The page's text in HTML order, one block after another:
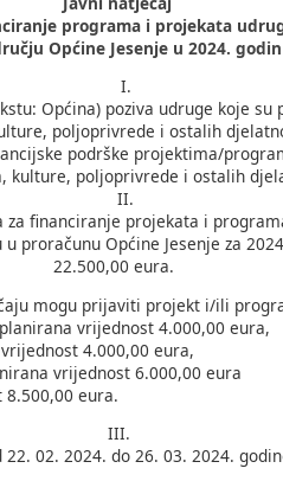
programa i projekata
Općine Jesenje u 2024.
I.
Općina) poziva udruge koje
poljoprivrede i ostalih
podrške projektima/
kulture, poljoprivrede i ostalih
II.
za financiranje projekata i
proračunu Općine Jesenje za
22.500,00 eura.
mogu prijaviti projekt i/ili
vrijednost 4.000,00 eura,
4.000,00 eura,
vrijednost 6.000,00 eura
eura.
III.
02. 2024. do 26. 03. 2024.